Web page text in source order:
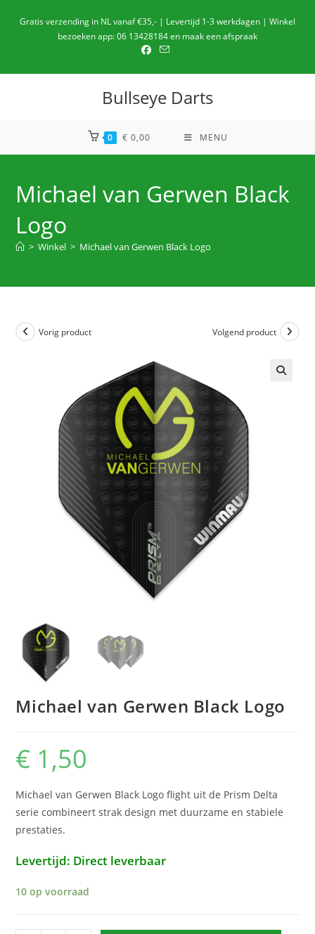
naarGratis verzending in NL vanaf €35,- | Levertijd 1-3 werkdagen | Winkel
bezoeken app: 06 13428184 en maak een afspraak
Bullseye Darts
0 € 0,00 MENU
Michael van Gerwen Black
Logo
> Winkel > Michael van Gerwen Black Logo
Vorig product Volgend product
Michael van Gerwen Black Logo
€ 1,50
Michael van Gerwen Black Logo flight uit de Prism Delta
serie combineert strak design met duurzame en stabiele
prestaties.
Levertijd: Direct leverbaar
10 op voorraad